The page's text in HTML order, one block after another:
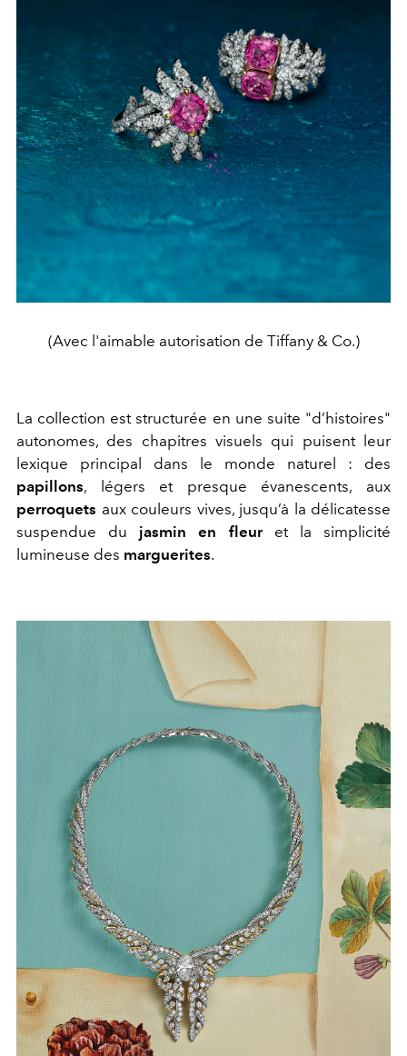
(Avec l'aimable autorisation de Tiffany & Co.)
La collection est structurée en une suite "d’histoires"
autonomes, des chapitres visuels qui puisent leur
lexique principal dans le monde naturel : des
papillons, légers et presque évanescents, aux
perroquets aux couleurs vives, jusqu’à la délicatesse
suspendue du jasmin en fleur et la simplicité
lumineuse des marguerites.